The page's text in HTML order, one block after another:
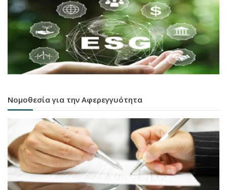
Νομοθεσία για την Αφερεγγυότητα